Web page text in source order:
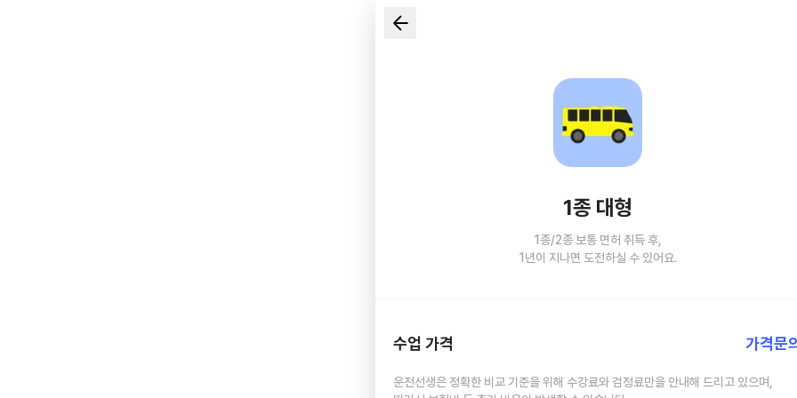
1종 대형
1종/2종 보통 면허 취득 후,
1년이 지나면 도전하실 수 있어요.
수업 가격 가격문
운전선생은 정확한 비교 기준을 위해 수강료와 검정료만을 안내해 드리고 있으며,